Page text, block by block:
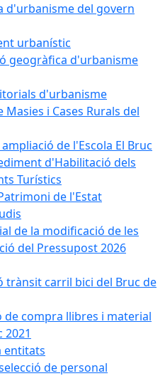
d'urbanisme del govern
urbanístic
geogràfica d'urbanisme
d'urbanisme
Masies i Cases Rurals del
de l'Escola El Bruc
d'Habilitació dels
Turístics
de l'Estat
de la modificació de les
del Pressupost 2026
trànsit carril bici del Bruc de
de compra llibres i material
entitats
de personal